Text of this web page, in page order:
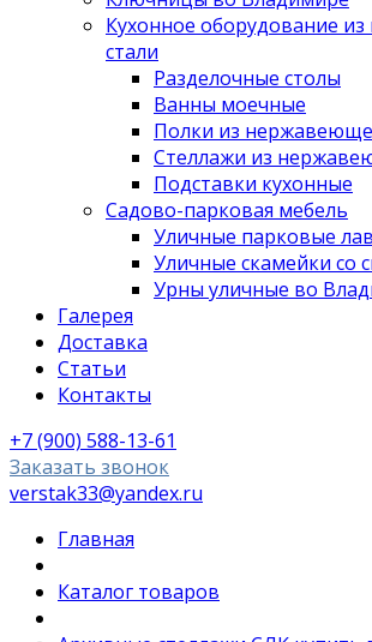
Кухонное оборудование
стали
Разделочные столы
Ванны моечные
Полки из
Стеллажи из
Подставки кухонные
Садово-парковая мебель
Уличные парковые
Уличные скамейки со
Урны уличные во
Галерея
Доставка
Статьи
Контакты
+7 (900) 588-13-61
Заказать звонок
verstak33@yandex.ru
Главная
Каталог товаров